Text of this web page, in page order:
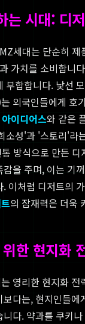
는 시대: 디
세대는 단순히 제
가치를 소비합니
부합합니다. 낯선
외국인들에게 호
아이디어스와 같은
소성'과 '스토리'라
방식으로 만든
을 주며, 이는 기
. 이처럼 디저트의
의 잠재력은 더욱
한 현지화
영리한 현지화 전
다는, 현지인들에
다. 약과를 쿠키